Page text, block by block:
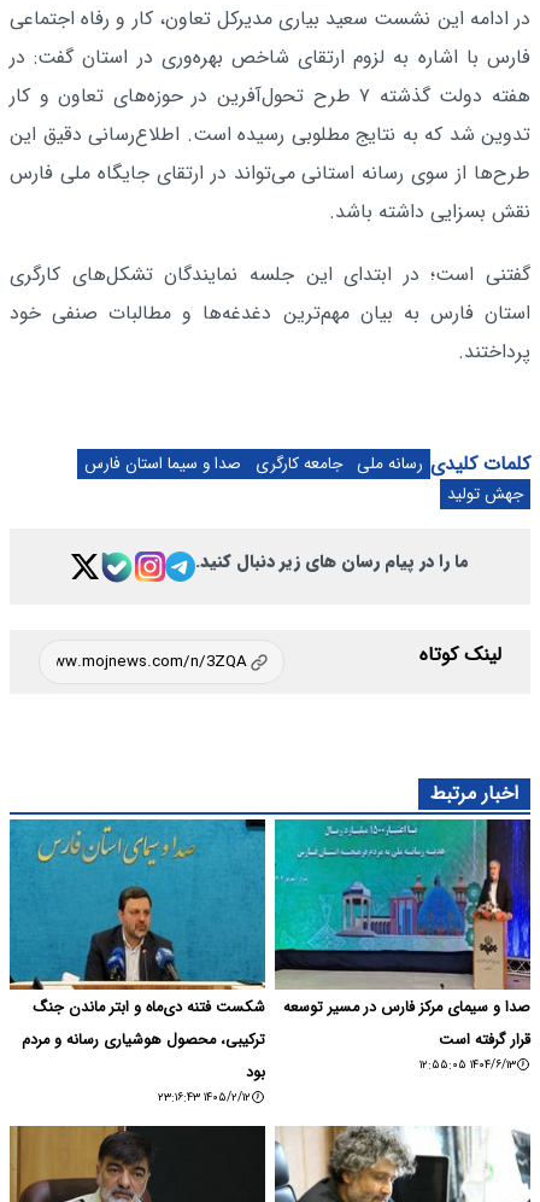
در ادامه این نشست سعید بیاری مدیرکل تعاون، کار و رفاه اجتماعی
فارس با اشاره به لزوم ارتقای شاخص بهره‌وری در استان گفت: در
هفته دولت گذشته ۷ طرح تحول‌آفرین در حوزه‌های تعاون و کار
تدوین شد که به نتایج مطلوبی‌ رسیده است. اطلاع‌رسانی دقیق این
طرح‌ها از سوی رسانه استانی می‌تواند در ارتقای جایگاه ملی فارس
نقش بسزایی داشته باشد.
گفتنی است؛ در ابتدای این جلسه نمایندگان تشکل‌های کارگری
استان فارس به بیان مهم‌ترین دغدغه‌ها و مطالبات صنفی خود
پرداختند.
کلمات کلیدی رسانه ملی جامعه کارگری
صدا و سیما استان فارس
جهش توليد
ما را در پیام رسان های زیر دنبال کنید.
لینک کوتاه
اخبار مرتبط
صدا و سیمای مرکز فارس در مسیر توسعه
قرار گرفته است
۱۴۰۴/۶/۱۳ ۱۲:۵۵:۰۵
شکست فتنه دی‌ماه و ابتر ماندن جنگ
ترکیبی، محصول هوشیاری رسانه و مردم
بود
۱۴۰۵/۲/۱۲ ۲۳:۱۶:۴۳